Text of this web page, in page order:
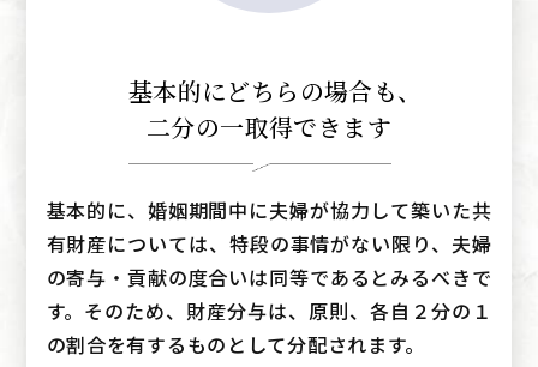
基本的にどちらの場合も、
二分の一取得できます
基本的に、婚姻期間中に夫婦が協力して築いた共
有財産については、特段の事情がない限り、夫婦
の寄与・貢献の度合いは同等であるとみるべきで
す。そのため、財産分与は、原則、各自２分の１
の割合を有するものとして分配されます。